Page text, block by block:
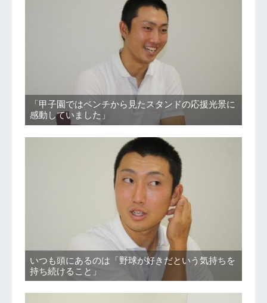
「甲子園ではベンチから見たスタンドの応援光景に
感動していました」
いつも頭にあるのは「野球が好きだという気持ちを
持ち続けること」